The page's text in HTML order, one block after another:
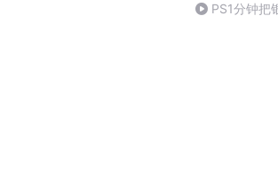
PS1分钟把